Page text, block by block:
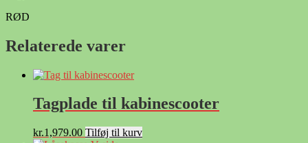
RØD
Relaterede varer
Tagplade til kabinescooter
kr.1,979.00 Tilføj til kurv